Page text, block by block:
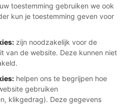
toestemming gebruiken we ook
kun je toestemming geven voor
zijn noodzakelijk voor de
van de website. Deze kunnen niet
: helpen ons te begrijpen hoe
gebruiken
klikgedrag). Deze gegevens